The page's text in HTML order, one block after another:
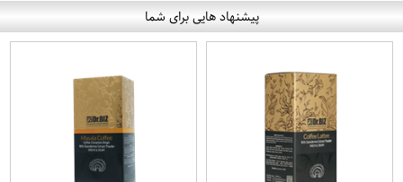
پیشنهاد هایی برای شما